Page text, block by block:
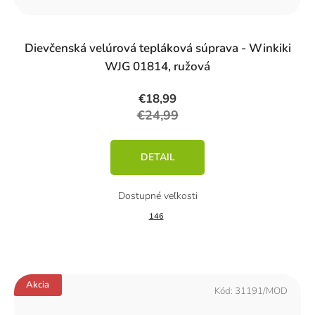
Dievčenská velúrová tepláková súprava - Winkiki
WJG 01814, ružová
€18,99
€24,99
DETAIL
146
Akcia Kód: 31191/MOD